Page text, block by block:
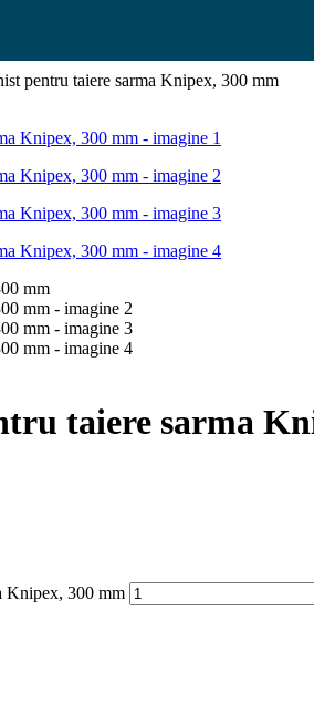
pentru taiere sarma Knipex, 300 mm
taiere sarma
Knipex, 300 mm